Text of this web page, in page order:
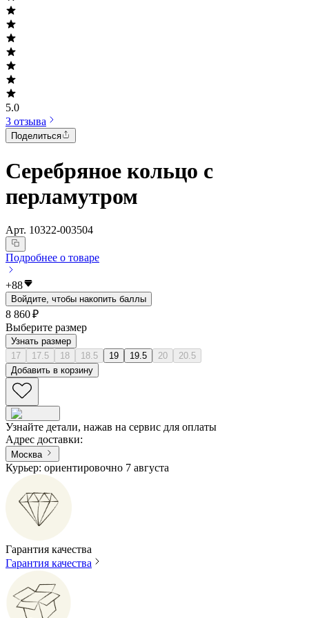
5.0
3 отзыва
Поделиться
Серебряное кольцо с
перламутром
Арт. 10322-003504
Подробнее о товаре
+88
Войдите, чтобы накопить баллы
8 860 ₽
Выберите размер
Узнать размер
17
17.5 18 18.5 19 19.5 20
20.5
Добавить в корзину
Узнайте детали, нажав на сервис для оплаты
Адрес доставки:
Москва
Курьер: ориентировочно 7 августа
Гарантия качества
Гарантия качества